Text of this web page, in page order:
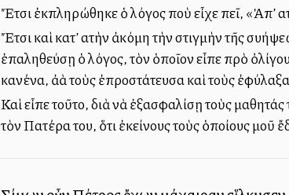
Ἔτσι ἐκπληρώθηκε ὁ λόγος ποὺ εἶχε πεῖ, «Ἀπ’
Ἔτσι καὶ κατ’ αὐτὴν ἀκόμη τὴν στιγμὴν τῆς
ἐπαληθεύσῃ ὁ λόγος, τὸν ὁποῖον εἶπε πρὸ
κανένα, ἀλλὰ τοὺς ἐπροστάτευσα καὶ τοὺς
Καὶ εἶπε τοῦτο, διὰ νὰ ἐξασφαλίσῃ τοὺς
τὸν Πατέρα του, ὅτι ἐκείνους τοὺς ὁποίους μοῦ